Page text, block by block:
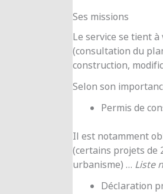
Ses missions
Le service se tient
(consultation du
construction,
Selon son
Permis de
Il est notamment
(certains projets de
urbanisme) … Liste
Déclaration